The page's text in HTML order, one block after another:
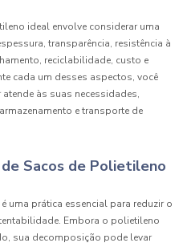
ideal envolve considerar uma
transparência, resistência à
reciclabilidade, custo e
cada um desses aspectos, você
às suas necessidades,
e transporte de
Sacos de Polietileno
uma prática essencial para reduzir o
Embora o polietileno
sua decomposição pode levar